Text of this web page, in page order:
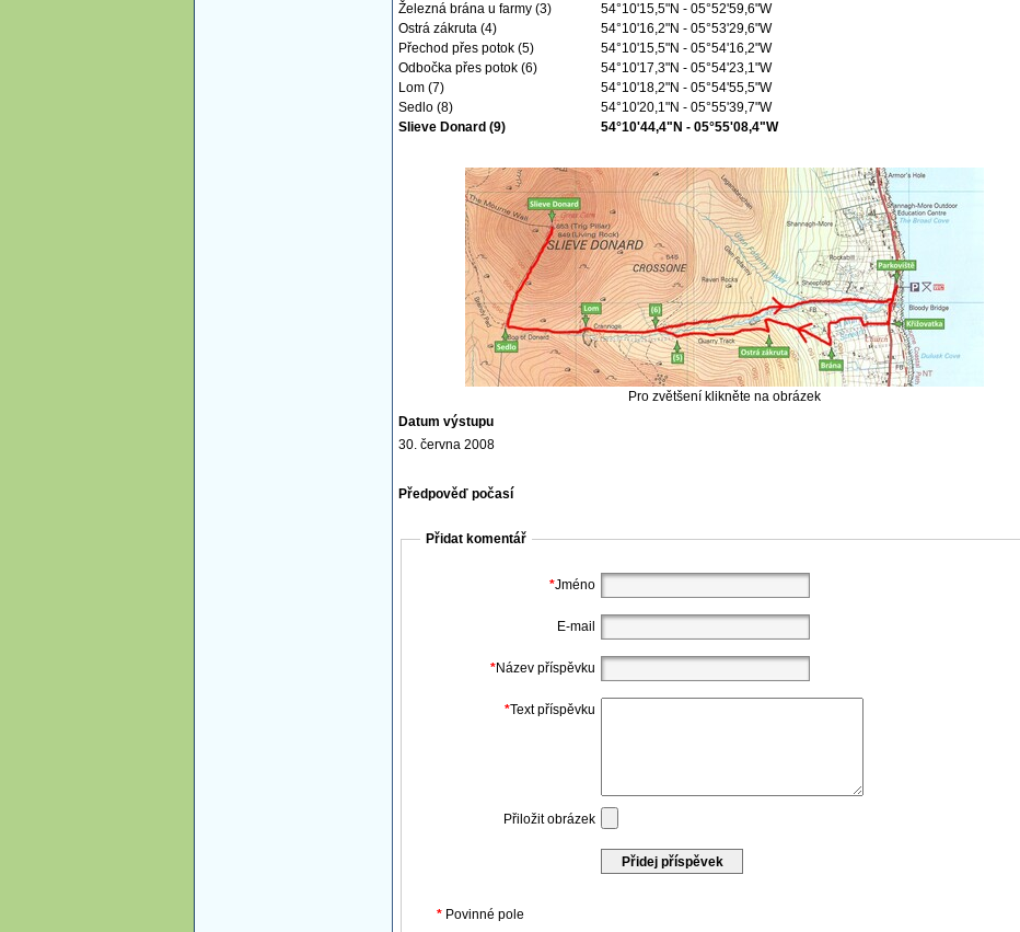
Železná brána u farmy (3)
54°10'15,5"N - 05°52'59,6"W
Ostrá zákruta (4)
54°10'16,2"N - 05°53'29,6"W
Přechod přes potok (5)
54°10'15,5"N - 05°54'16,2"W
Odbočka přes potok (6)
54°10'17,3"N - 05°54'23,1"W
Lom (7)
54°10'18,2"N - 05°54'55,5"W
Sedlo (8)
54°10'20,1"N - 05°55'39,7"W
Slieve Donard (9)
54°10'44,4"N - 05°55'08,4"W
Pro zvětšení klikněte na obrázek
Datum výstupu
30. června 2008
Předpověď počasí
Přidat komentář
*Jméno
E-mail
*Název příspěvku
*Text příspěvku
Přiložit obrázek
* Povinné pole